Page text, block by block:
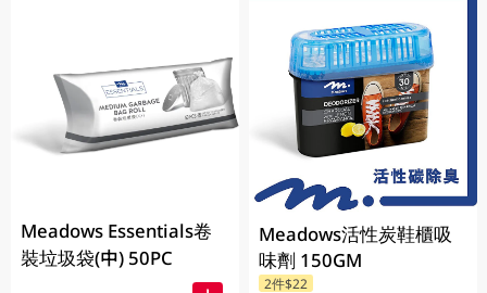
Meadows Essentials卷
裝垃圾袋(中) 50PC
Meadows活性炭鞋櫃吸
味劑 150GM
2件$22